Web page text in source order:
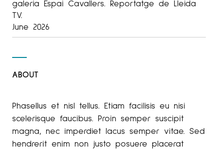
galeria Espai Cavallers. Reportatge de Lleida
TV.
June 2026
ABOUT
Phasellus et nisl tellus. Etiam facilisis eu nisi
scelerisque faucibus. Proin semper suscipit
magna, nec imperdiet lacus semper vitae. Sed
hendrerit enim non justo posuere placerat